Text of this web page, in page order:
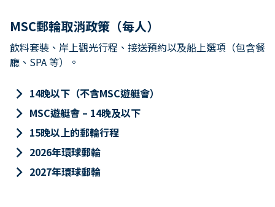
MSC郵輪取消政策（每人）
飲料套裝、岸上觀光行程、接送預約以及船上選項（包含餐
廳、SPA 等）。
keyboard_arrow_right 14晚以下（不含MSC遊艇會）
keyboard_arrow_right MSC遊艇會 – 14晚及以下
keyboard_arrow_right 15晚以上的郵輪行程
keyboard_arrow_right 2026年環球郵輪
keyboard_arrow_right 2027年環球郵輪